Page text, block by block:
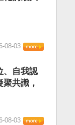
08-03
、自我認
共識，
08-03